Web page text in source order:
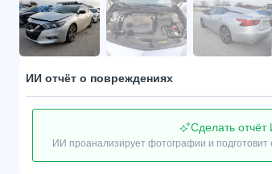
ИИ отчёт о повреждениях
Сделать отчёт
ИИ проанализирует фотографии и подготовит